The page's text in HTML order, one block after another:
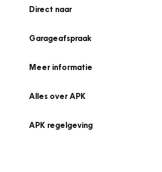
Direct naar
Garageafspraak
Meer informatie
Alles over APK
APK regelgeving